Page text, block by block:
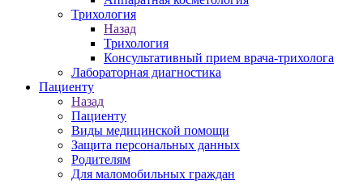
Трихология
Назад
Трихология
Консультативный прием врача-трихолога
Лабораторная диагностика
Пациенту
Назад
Пациенту
Виды медицинской помощи
Защита персональных данных
Родителям
Для маломобильных граждан